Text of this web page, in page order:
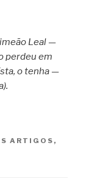
Leal —
perdeu em
o tenha —
ARTIGOS ,